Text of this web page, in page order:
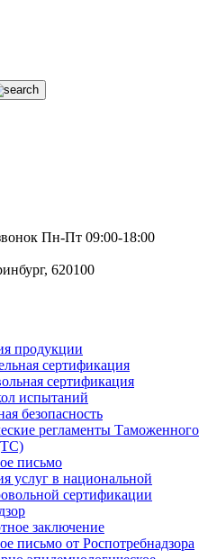
Пн-Пт 09:00-18:00
620100
продукции
сертификация
сертификация
испытаний
безопасность
регламенты Таможенного
письмо
услуг в национальной
сертификации
заключение
письмо от Роспотребнадзора